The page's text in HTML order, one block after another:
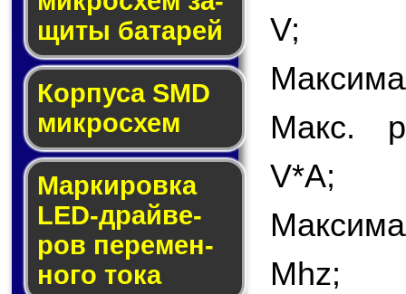
щи­ты ба­та­рей
Корпуса SMD
мик­ро­схем
Маркировка
LED-драй­ве­
ров пе­ре­мен­
но­го то­ка
V;
Макс.
V*A;
Mhz;